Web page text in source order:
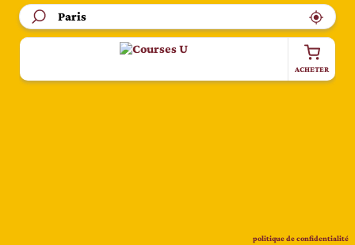
ACHETER
politique de confidentialité